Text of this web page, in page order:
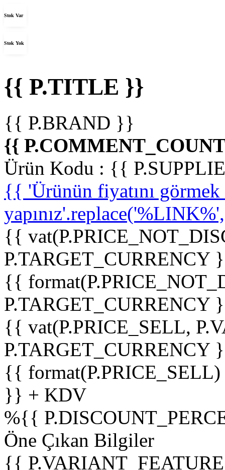
Stok Var
Stok Yok
{{ P.TITLE }}
{{ P.BRAND }}
{{
Ürün Kodu : {{
{{ 'Ürünün fiyatını
{{
P.TARGET_CURRENCY
{{
P.TARGET_CURRENCY
{{ vat(P.PRICE_SELL,
P.TARGET_CURRENCY
{{
}} + KDV
%{{
Öne Çıkan Bilgiler
{{